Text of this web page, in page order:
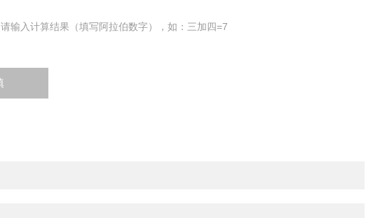
请输入计算结果（填写阿拉伯数字），如：三加四=7